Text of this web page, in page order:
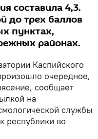
составила 4,3.
до трех баллов
пунктах,
районах.
Каспийского
очередное,
сообщает
на
службы
республики во